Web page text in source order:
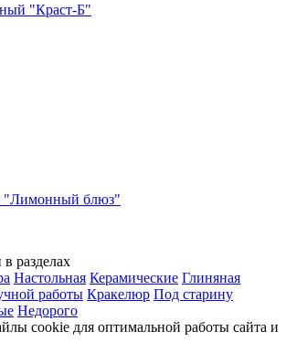
"Краст-Б"
"Лимонный блюз"
разделах
Настольная Керамические Глиняная
работы Кракелюр Под старину
Недорого
cookie для оптимальной работы сайта и